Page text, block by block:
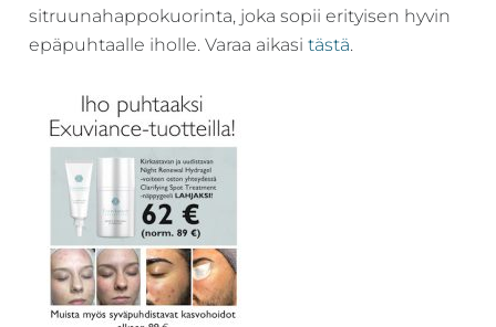
sitruunahappokuorinta, joka sopii erityisen hyvin
epäpuhtaalle iholle. Varaa aikasi tästä.